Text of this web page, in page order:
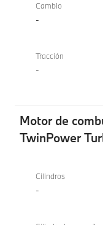
Cambio
-
Tracción
-
Motor de
TwinPower
combustión
Cilindros
-